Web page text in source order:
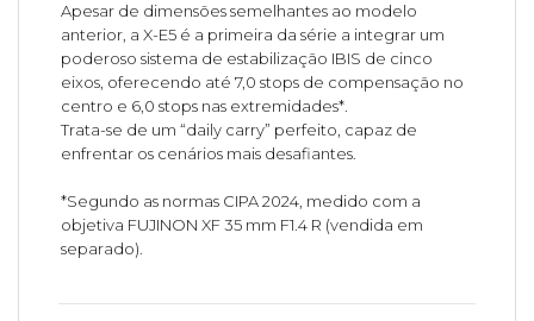
Apesar de dimensões semelhantes ao modelo
anterior, a X-E5 é a primeira da série a integrar um
poderoso sistema de estabilização IBIS de cinco
eixos, oferecendo até 7,0 stops de compensação no
centro e 6,0 stops nas extremidades*.
Trata-se de um “daily carry” perfeito, capaz de
enfrentar os cenários mais desafiantes.
*Segundo as normas CIPA 2024, medido com a
objetiva FUJINON XF 35 mm F1.4 R (vendida em
separado).